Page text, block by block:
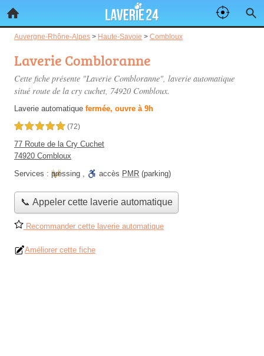
Auvergne-Rhône-Alpes > Haute-Savoie > Combloux
Laverie Combloranne
Cette fiche présente "Laverie Combloranne", laverie automatique
situé route de la cry cuchet, 74920 Combloux.
Laverie automatique fermée, ouvre à 9h
5,0 étoiles sur 5 (72)
77 Route de la Cry Cuchet
74920 Combloux
Services : pressing , accès PMR (parking)
📞 Appeler cette laverie automatique
Recommander cette laverie automatique
Améliorer cette fiche